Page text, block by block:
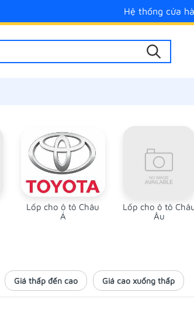
Hệ thống cửa
Lốp cho ô tô Châu
Á
Lốp cho ô tô
Âu
Giá thấp đến cao Giá cao xuống thấp